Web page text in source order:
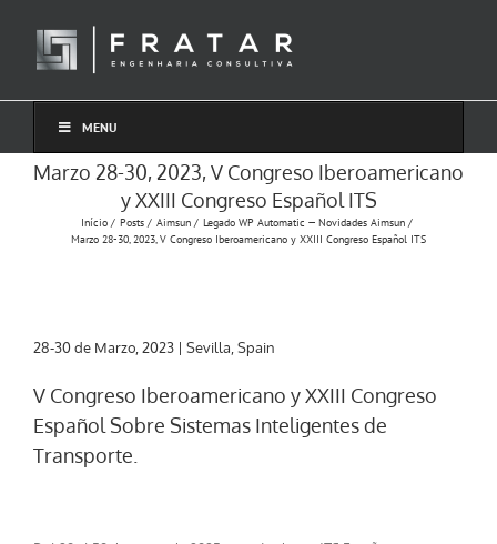
conteúdo
MENU
Marzo 28-30, 2023, V Congreso Iberoamericano
y XXIII Congreso Español ITS
Início Posts Aimsun
Legado WP Automatic — Novidades Aimsun
Marzo 28-30, 2023, V Congreso Iberoamericano y XXIII Congreso Español ITS
28-30 de Marzo, 2023 | Sevilla, Spain
V Congreso Iberoamericano y XXIII Congreso
Español Sobre Sistemas Inteligentes de
Transporte.